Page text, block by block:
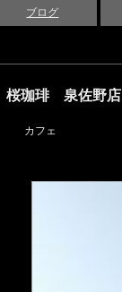
ブログ
桜珈琲 泉佐野店
カフェ